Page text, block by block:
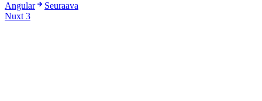
Angular
Seuraava
Nuxt 3